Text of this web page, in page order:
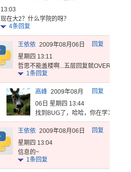
13:03
现在大2？什么学院的呀？
4条回复
回复
王依依 2009年08月06日
星期四 13:11
哲思不能盖楼啊...五层回复就OVER.
1条回复
回复
高峰 2009年08月
06日 星期四 13:44
找到BUG 了，哈哈， 你在学习P
回复
王依依 2009年08月06日
星期四 13:04
信息的~
1条回复